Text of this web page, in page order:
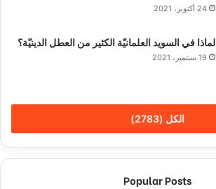
24 أكتوبر، 2021
لماذا في السويد العلمانيّة الكثير من العطل الدينيّة؟
19 سبتمبر، 2021
الكل (2783)
Popular Posts